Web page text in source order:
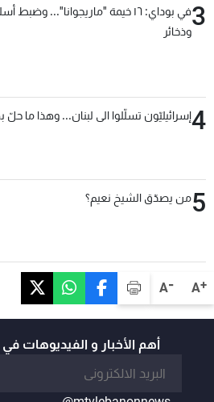
A+
A-
3
في بوداي: ١٦ خيمة "ماريجوانا"... وضبط
وذخائر
4إسرائيليّون تسلّلوا الى لبنان... وهذا ما حلّ
5من يصدّق الشيخ نعيم؟
أهم الأخبار و الفيديوهات في